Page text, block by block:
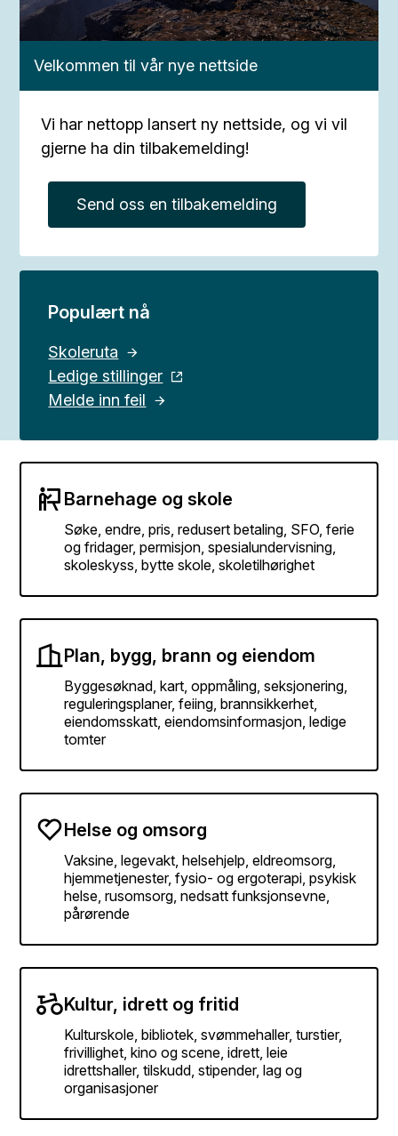
Velkommen til vår nye nettside
Vi har nettopp lansert ny nettside, og vi vil
gjerne ha din tilbakemelding!
Send oss en tilbakemelding
Populært nå
Skoleruta
Ledige stillinger
Melde inn feil
Barnehage og skole
Søke, endre, pris, redusert betaling, SFO, ferie
og fridager, permisjon, spesialundervisning,
skoleskyss, bytte skole, skoletilhørighet
Plan, bygg, brann og eiendom
Byggesøknad, kart, oppmåling, seksjonering,
reguleringsplaner, feiing, brannsikkerhet,
eiendomsskatt, eiendomsinformasjon, ledige
tomter
Helse og omsorg
Vaksine, legevakt, helsehjelp, eldreomsorg,
hjemmetjenester, fysio- og ergoterapi, psykisk
helse, rusomsorg, nedsatt funksjonsevne,
pårørende
Kultur, idrett og fritid
Kulturskole, bibliotek, svømmehaller, turstier,
frivillighet, kino og scene, idrett, leie
idrettshaller, tilskudd, stipender, lag og
organisasjoner